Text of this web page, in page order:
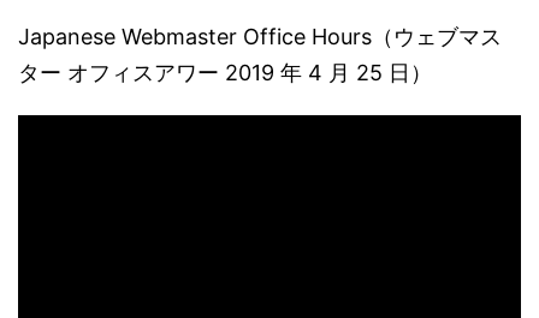
Japanese Webmaster Office Hours（ウェブマス
ター オフィスアワー 2019 年 4 月 25 日）